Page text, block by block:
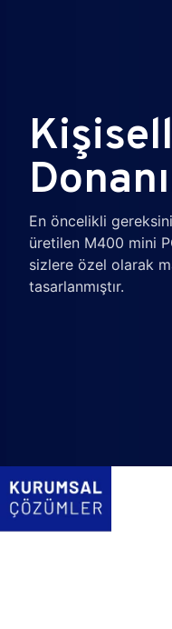
En öncelikli
üretilen M400 mini
sizlere özel olarak
tasarlanmıştır.